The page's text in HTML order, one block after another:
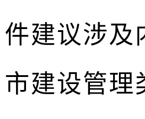
件建议涉及
市建设管理